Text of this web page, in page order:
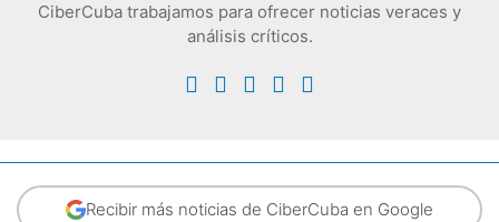
CiberCuba trabajamos para ofrecer noticias veraces y
análisis críticos.
Recibir más noticias de CiberCuba en Google